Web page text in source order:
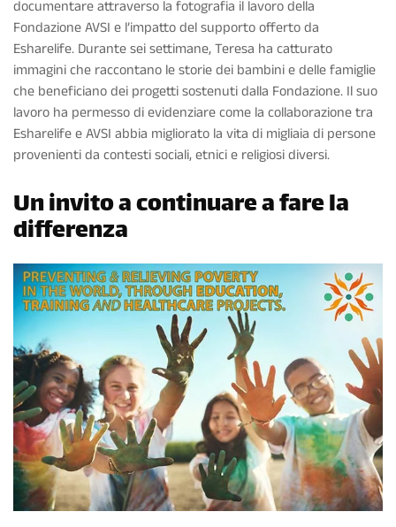
documentare attraverso la fotografia il lavoro della
Fondazione AVSI e l’impatto del supporto offerto da
Esharelife. Durante sei settimane, Teresa ha catturato
immagini che raccontano le storie dei bambini e delle famiglie
che beneficiano dei progetti sostenuti dalla Fondazione. Il suo
lavoro ha permesso di evidenziare come la collaborazione tra
Esharelife e AVSI abbia migliorato la vita di migliaia di persone
provenienti da contesti sociali, etnici e religiosi diversi.
Un invito a continuare a fare la
differenza